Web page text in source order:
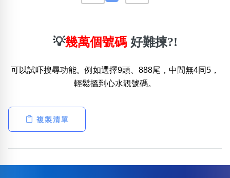
💡幾萬個號碼 好難揀?!
可以試吓搜尋功能。例如選擇9頭、888尾，中間無4同5，
輕鬆搵到心水靚號碼。
複製清單